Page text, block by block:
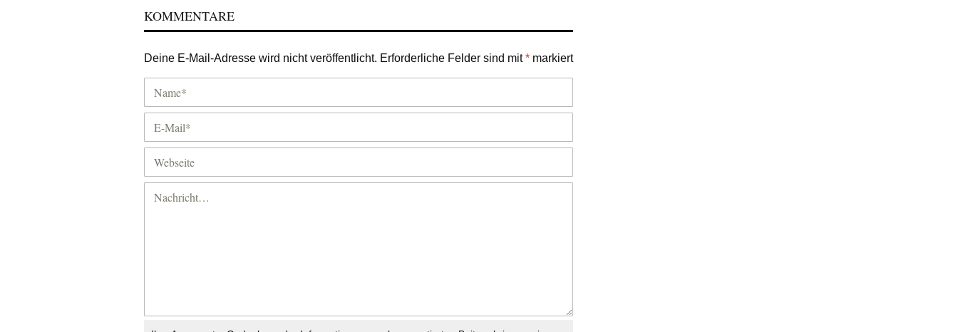
KOMMENTARE
Deine E-Mail-Adresse wird nicht veröffentlicht. Erforderliche Felder sind mit* markiert